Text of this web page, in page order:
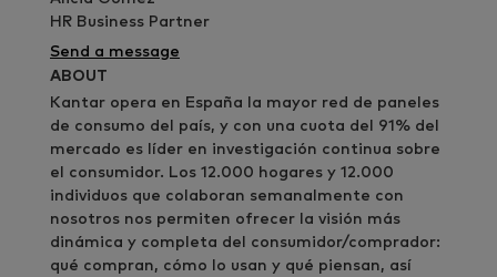
HR Business Partner
Send a message
ABOUT
Kantar opera en España la mayor red de paneles
de consumo del país, y con una cuota del 91% del
mercado es líder en investigación continua sobre
el consumidor. Los 12.000 hogares y 12.000
individuos que colaboran semanalmente con
nosotros nos permiten ofrecer la visión más
dinámica y completa del consumidor/comprador:
qué compran, cómo lo usan y qué piensan, así